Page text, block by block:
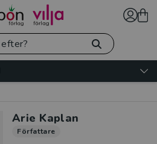
Arie Kaplan
Författare